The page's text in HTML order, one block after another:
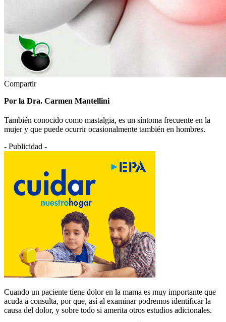
Compartir
Por la Dra. Carmen Mantellini
También conocido como mastalgia, es un síntoma frecuente en la
mujer y que puede ocurrir ocasionalmente también en hombres.
- Publicidad -
Cuando un paciente tiene dolor en la mama es muy importante que
acuda a consulta, por que, así al examinar podremos identificar la
causa del dolor, y sobre todo si amerita otros estudios adicionales.